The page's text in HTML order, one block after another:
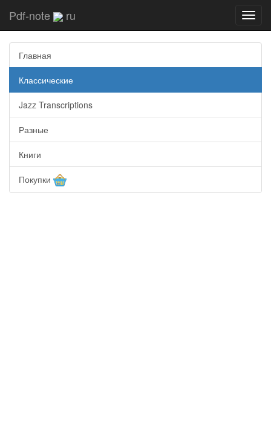
Pdf-note ru
Главная
Классические
Jazz Transcriptions
Разные
Книги
Покупки